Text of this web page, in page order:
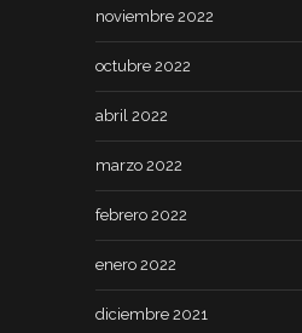
noviembre 2022
octubre 2022
abril 2022
marzo 2022
febrero 2022
enero 2022
diciembre 2021